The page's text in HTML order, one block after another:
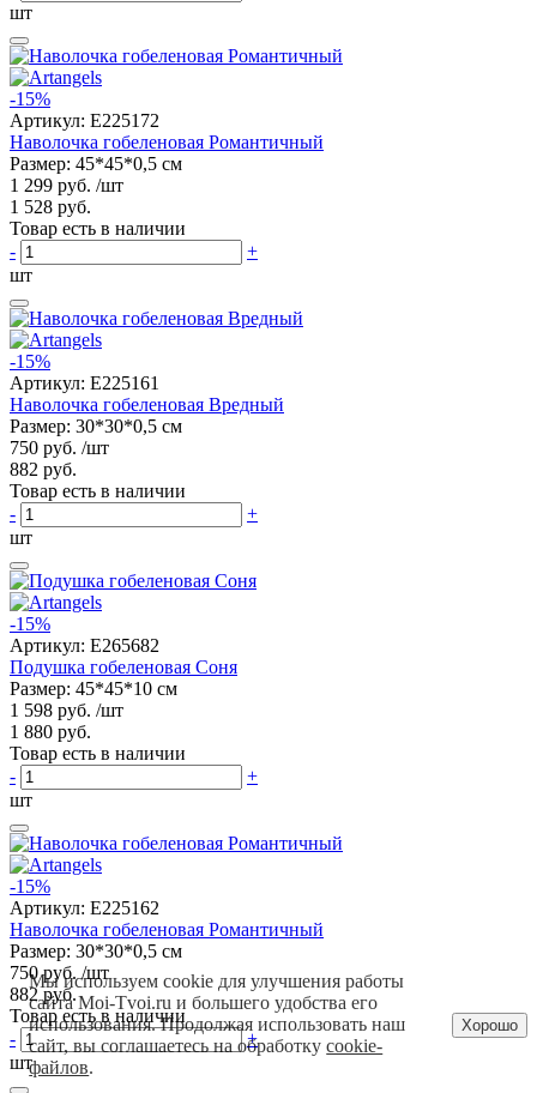
шт
-15%
Артикул: E225172
Наволочка гобеленовая Романтичный
Размер: 45*45*0,5 см
1 299 руб. /шт
1 528 руб.
Товар есть в наличии
-
+
шт
-15%
Артикул: E225161
Наволочка гобеленовая Вредный
Размер: 30*30*0,5 см
750 руб. /шт
882 руб.
Товар есть в наличии
-
+
шт
-15%
Артикул: E265682
Подушка гобеленовая Соня
Размер: 45*45*10 см
1 598 руб. /шт
1 880 руб.
Товар есть в наличии
-
+
шт
-15%
Артикул: E225162
Наволочка гобеленовая Романтичный
Размер: 30*30*0,5 см
750 руб. /шт
882 руб.
Товар есть в наличии
-
+
шт
Мы используем cookie для улучшения работы
сайта Moi-Tvoi.ru и большего удобства его
использования. Продолжая использовать наш
сайт, вы соглашаетесь на обработкуcookie-
файлов.
Хорошо